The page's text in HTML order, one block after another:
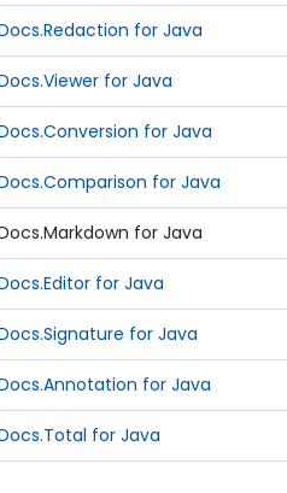
for Java
for Java
for Java
for Java
for Java
for Java
for Java
for Java
for Java